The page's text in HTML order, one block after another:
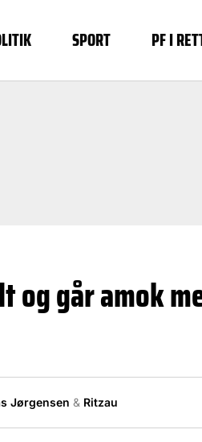
SPORT PF I
og går amok
Jørgensen & Ritzau